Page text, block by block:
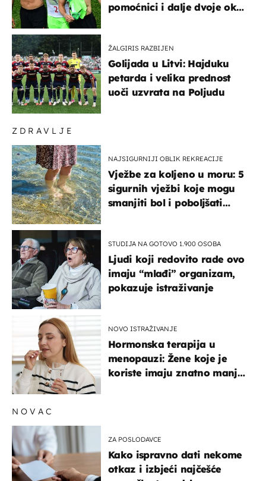
ZDRAVLJE
NAJSIGURNIJI OBLIK REKREACIJE
Vježbe za koljeno u moru: 5
sigurnih vježbi koje mogu
smanjiti bol i poboljšati
STUDIJA NA GOTOVO 1.900 OSOBA
Ljudi koji redovito rade ovo
imaju “mlađi” organizam,
pokazuje istraživanje
NOVO ISTRAŽIVANJE
Hormonska terapija u
menopauzi: Žene koje je
koriste imaju znatno manji
pomoćnici i dalje dvoje oko
ŽALGIRIS RAZBIJEN
Golijada u Litvi: Hajduku
petarda i velika prednost
uoči uzvrata na Poljudu
NOVAC
ZA POSLODAVCE
Kako ispravno dati nekome
otkaz i izbjeći najčešće